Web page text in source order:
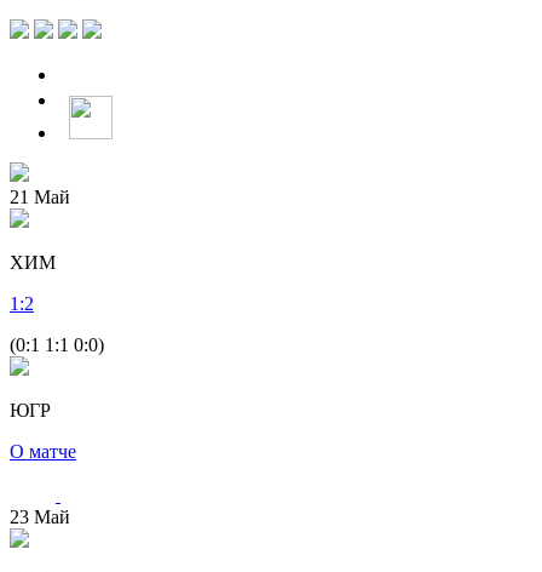
21 Май
ХИМ
1 :2
(0:1 1:1 0:0)
ЮГР
О матче
23 Май